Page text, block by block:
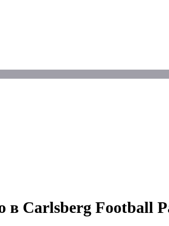
в Carlsberg Football